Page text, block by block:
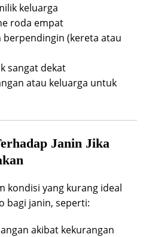
keluarga
roda empat
(kereta atau
sangat dekat
atau keluarga untuk
Janin Jika
kondisi yang kurang ideal
bagi janin, seperti:
akibat kekurangan